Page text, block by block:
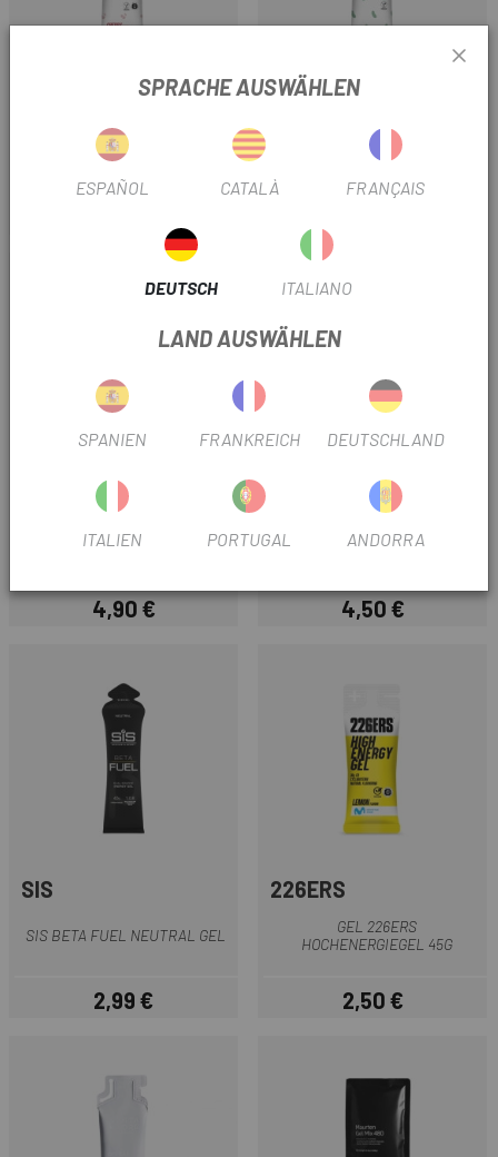
GEL 226ERS
SAUERKIRSCHSAFT
GEL 226ERS NO KRAMP SHOT
60ML (ANTI RAMPS)
SANTA MADRE
UNGEWÖHNLICHES GEL
Preis
4,90 €
SANTA MADRE
SANTA MADRE RESET GEL
Preis
4,50 €
SIS
SIS BETA FUEL NEUTRAL GEL
Preis
2,99 €
226ERS
GEL 226ERS
HOCHENERGIEGEL 45G
Preis
2,50 €
SPRACHE AUSWÄHLEN
ESPAÑOL CATALÀ FRANÇAIS
DEUTSCH ITALIANO
LAND AUSWÄHLEN
SPANIEN FRANKREICH DEUTSCHLAND
ITALIEN PORTUGAL ANDORRA